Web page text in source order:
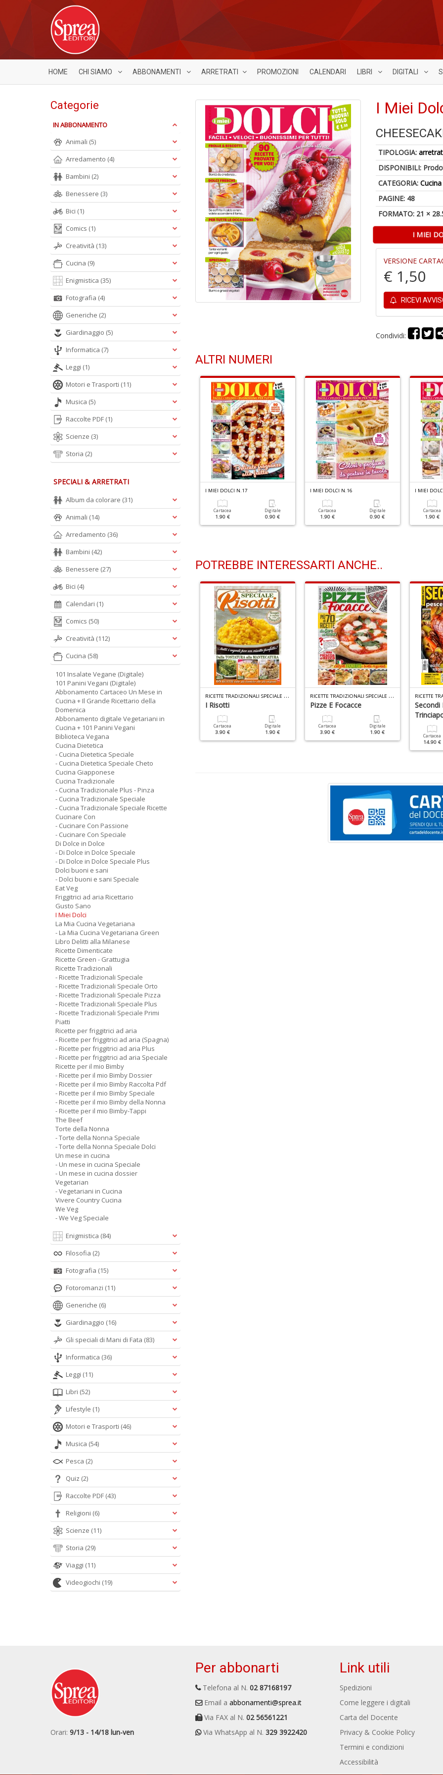
HOME CHI SIAMO ABBONAMENTI ARRETRATI PROMOZIONI CALENDARI LIBRI DIGITALI
I Miei
TIPOLOGIA:
DISPONIBILI:
CATEGORIA:Cucina
PAGINE: 48
FORMATO: 21 ×
I MIEI
VERSIONE
€ 1,50
RICEVI
Condividi:
ALTRI NUMERI
Digitale
0.90 €
La Bontà Della Frutta
1.50 €
Digitale
0.90 €
I MIEI DOLCI N.17
Cartacea
1.90 €
Digitale
0.90 €
I MIEI DOLCI N.16
Cartacea
1.90 €
Digitale
0.90 €
I MIEI
Cartacea
1.90 €
POTREBBE INTERESSARTI ANCHE..
MESE IN CUCINA SPECIALE N.4
Ricettario Di
Digitale
3.90 €
CUCINA DIETETICA SPECIALE N.12
Ricette Detox Con Gusto
Cartacea
7.90 €
R
ICETTE TRADIZIONALI SPECIALE N.9
I Risotti
Cartacea
3.90 €
Digitale
1.90 €
R
ICETTE TRADIZIONALI SPECIALE N.8
Pizze E Focacce
Cartacea
3.90 €
Digitale
1.90 €
Secondi
Cartacea
14.90 €
Categorie
IN ABBONAMENTO
Animali (5)
Arredamento (4)
Bambini (2)
Benessere (3)
Bici (1)
Comics (1)
Creatività (13)
Cucina (9)
Enigmistica (35)
Fotografia (4)
Generiche (2)
Giardinaggio (5)
Informatica (7)
Leggi (1)
Motori e Trasporti (11)
Musica (5)
Raccolte PDF (1)
Scienze (3)
Storia (2)
SPECIALI & ARRETRATI
Album da colorare (31)
Animali (14)
Arredamento (36)
Bambini (42)
Benessere (27)
Bici (4)
Calendari (1)
Comics (50)
Creatività (112)
Cucina (58)
101 Insalate Vegane (Digitale)
101 Panini Vegani (Digitale)
Abbonamento Cartaceo Un Mese in
Cucina + Il Grande Ricettario della
Domenica
Abbonamento digitale Vegetariani in
Cucina + 101 Panini Vegani
Biblioteca Vegana
Cucina Dietetica
- Cucina Dietetica Speciale
- Cucina Dietetica Speciale Cheto
Cucina Giapponese
Cucina Tradizionale
- Cucina Tradizionale Plus - Pinza
- Cucina Tradizionale Speciale
- Cucina Tradizionale Speciale Ricette
Cucinare Con
- Cucinare Con Passione
- Cucinare Con Speciale
Di Dolce in Dolce
- Di Dolce in Dolce Speciale
- Di Dolce in Dolce Speciale Plus
Dolci buoni e sani
- Dolci buoni e sani Speciale
Eat Veg
Friggitrici ad aria Ricettario
Gusto Sano
I Miei Dolci
La Mia Cucina Vegetariana
- La Mia Cucina Vegetariana Green
Libro Delitti alla Milanese
Ricette Dimenticate
Ricette Green - Grattugia
Ricette Tradizionali
- Ricette Tradizionali Speciale
- Ricette Tradizionali Speciale Orto
- Ricette Tradizionali Speciale Pizza
- Ricette Tradizionali Speciale Plus
- Ricette Tradizionali Speciale Primi
Piatti
Ricette per friggitrici ad aria
- Ricette per friggitrici ad aria (Spagna)
- Ricette per friggitrici ad aria Plus
- Ricette per friggitrici ad aria Speciale
Ricette per il mio Bimby
- Ricette per il mio Bimby Dossier
- Ricette per il mio Bimby Raccolta Pdf
- Ricette per il mio Bimby Speciale
- Ricette per il mio Bimby della Nonna
- Ricette per il mio Bimby-Tappi
The Beef
Torte della Nonna
- Torte della Nonna Speciale
- Torte della Nonna Speciale Dolci
Un mese in cucina
- Un mese in cucina Speciale
- Un mese in cucina dossier
Vegetarian
- Vegetariani in Cucina
Vivere Country Cucina
We Veg
- We Veg Speciale
Enigmistica (84)
Filosofia (2)
Fotografia (15)
Fotoromanzi (11)
Generiche (6)
Giardinaggio (16)
Gli speciali di Mani di Fata (83)
Informatica (36)
Leggi (11)
Libri (52)
Lifestyle (1)
Motori e Trasporti (46)
Musica (54)
Pesca (2)
Quiz (2)
Raccolte PDF (43)
Religioni (6)
Scienze (11)
Storia (29)
Viaggi (11)
Videogiochi (19)
Orari: 9/13 - 14/18 lun-ven
Per abbonarti
Telefona al N. 02 87168197
Email a abbonamenti@sprea.it
Via FAX al N. 02 56561221
Via WhatsApp al N. 329 3922420
Link utili
Spedizioni
Come leggere i digitali
Carta del Docente
Privacy & Cookie Policy
Termini e condizioni
Accessibilità